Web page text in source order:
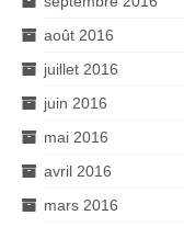
août 2016
juillet 2016
juin 2016
mai 2016
avril 2016
mars 2016